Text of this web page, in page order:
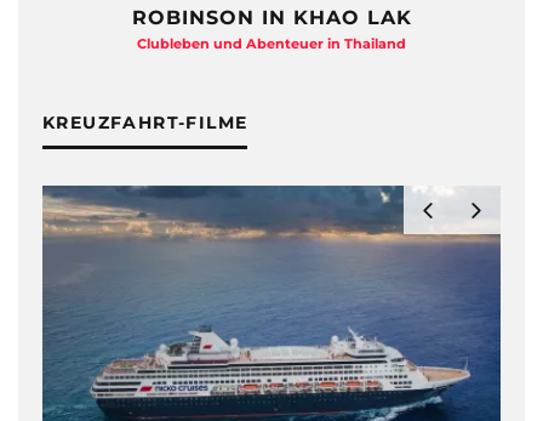
ROBINSON IN KHAO LAK
Clubleben und Abenteuer in Thailand
KREUZFAHRT-FILME